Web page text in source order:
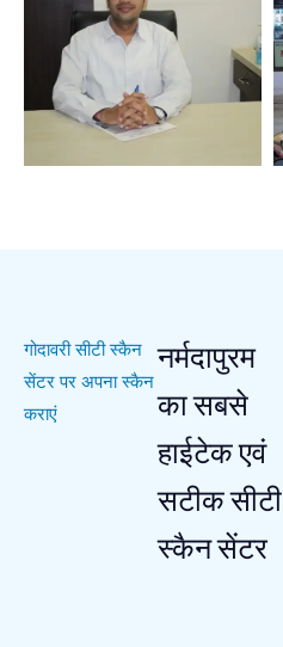
गोदावरी सीटी स्कैन
सेंटर पर अपना स्कैन
कराएं
नर्मदापुरम
का सबसे
हाईटेक एवं
सटीक सीटी
स्कैन सेंटर